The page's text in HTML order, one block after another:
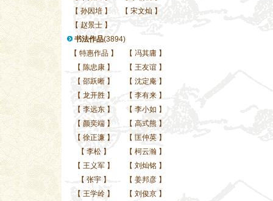
【 孙因培 】 【 宋文灿 】
【 赵景士 】
书法作品(3894)
【 特惠作品】 【 冯其庸 】
【 陈忠康】 【 王友谊 】
【 邵跃晰】 【 沈定庵 】
【 龙开胜】 【 李有来 】
【 李远东】 【 李小如 】
【 颜奕端】 【 高式熊 】
【 徐正濂】 【 匡仲英 】
【 李松】 【 柯云瀚 】
【 王义军】 【 刘灿铭 】
【 张宇】 【 姜邦彦 】
【 王学岭】 【 刘俊京 】